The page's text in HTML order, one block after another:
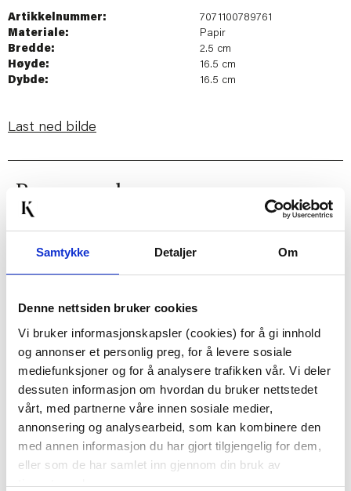
Samtykke Detaljer Om
Denne nettsiden bruker cookies
Vi bruker informasjonskapsler (cookies) for å gi innhold
og annonser et personlig preg, for å levere sosiale
mediefunksjoner og for å analysere trafikken vår. Vi deler
dessuten informasjon om hvordan du bruker nettstedet
vårt, med partnerne våre innen sosiale medier,
annonsering og analysearbeid, som kan kombinere den
med annen informasjon du har gjort tilgjengelig for dem,
eller som de har samlet inn gjennom din bruk av
tjenestene deres.
Artikkelnummer:
7071100789761
Materiale:
Papir
Bredde:
2.5 cm
Høyde:
16.5 cm
Dybde:
16.5 cm
Last ned bilde
Passer med
TØYSERVIETT
STEMORSBLOMST
40X40CM
29,97
Før99,90
KJØP
SERVIETT AIRLAID
79,90
KJØP